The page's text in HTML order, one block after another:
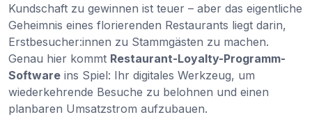
Kundschaft zu gewinnen ist teuer – aber das eigentliche
Geheimnis eines florierenden Restaurants liegt darin,
Erstbesucher:innen zu Stammgästen zu machen.
Genau hier kommt Restaurant-Loyalty-Programm-
Software ins Spiel: Ihr digitales Werkzeug, um
wiederkehrende Besuche zu belohnen und einen
planbaren Umsatzstrom aufzubauen.